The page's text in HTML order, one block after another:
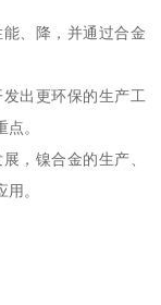
、降，并通过合金
出更环保的生产工
。
，镍合金的生产、
。